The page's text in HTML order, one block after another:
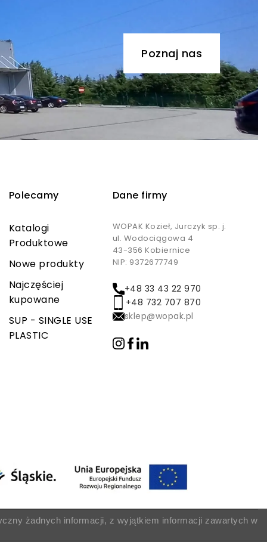
Poznaj nas
Dane firmy
WOPAK Kozieł, Jurczyk sp. j.
ul. Wodociągowa 4
43-356 Kobiernice
NIP: 9372677749
+48 33 43 22 970
+48 732 707 870
sklep@wopak.pl
Polecamy
Katalogi
Produktowe
Nowe produkty
Najczęściej
kupowane
SUP - SINGLE USE
PLASTIC
żadnych informacji, z wyjątkiem informacji zawartych w